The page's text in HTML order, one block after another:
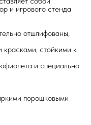
и игрового стенда
отшлифованы,
стойкими к
и специально
порошковыми